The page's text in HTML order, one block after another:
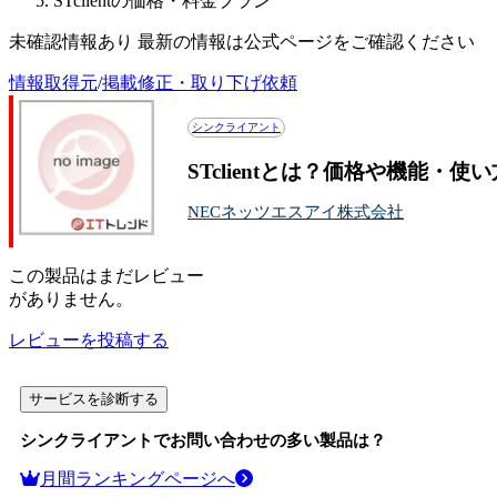
未確認情報あり 最新の情報は公式ページをご確認ください
情報取得元/掲載修正・取り下げ依頼
シンクライアント
STclientとは？価格や機能・使
NECネッツエスアイ株式会社
この製品はまだレビュー
がありません。
レビューを投稿する
サービスを診断する
シンクライアントでお問い合わせの多い製品は？
月間ランキングページへ